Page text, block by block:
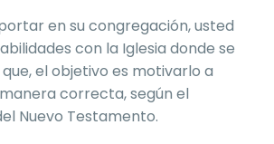
en su congregación, usted
con la Iglesia donde se
el objetivo es motivarlo a
correcta, según el
Nuevo Testamento.